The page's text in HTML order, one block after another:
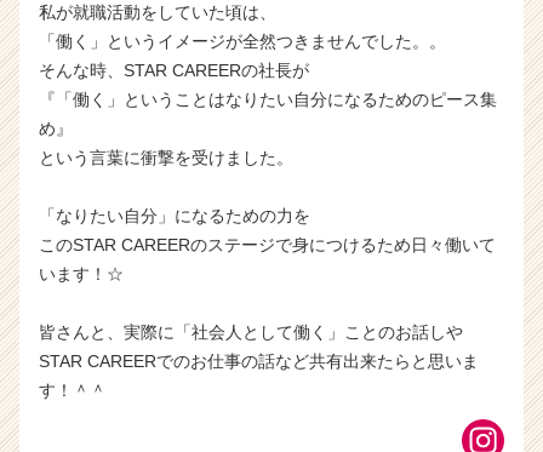
私が就職活動をしていた頃は、
「働く」というイメージが全然つきませんでした。。
そんな時、STAR CAREERの社長が
『「働く」ということはなりたい自分になるためのピース集
め』
という言葉に衝撃を受けました。
「なりたい自分」になるための力を
このSTAR CAREERのステージで身につけるため日々働いて
います！☆
皆さんと、実際に「社会人として働く」ことのお話しや
STAR CAREERでのお仕事の話など共有出来たらと思いま
す！＾＾